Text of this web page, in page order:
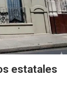
estatales